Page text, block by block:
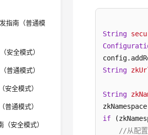
指南（普通模
安全模式）
普通模式）
安全模式）
普通模式）
安全模式）
String
String
String
if
//从配置